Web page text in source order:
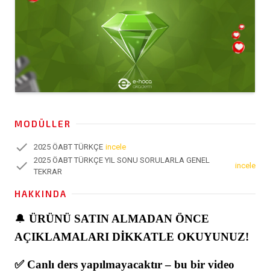
MODÜLLER
check 2025 ÖABT TÜRKÇE incele
check
2025 ÖABT TÜRKÇE YIL SONU SORULARLA GENEL
TEKRAR
incele
HAKKINDA
🔔 ÜRÜNÜ SATIN ALMADAN ÖNCE
AÇIKLAMALARI DİKKATLE OKUYUNUZ!
✅ Canlı ders yapılmayacaktır – bu bir video